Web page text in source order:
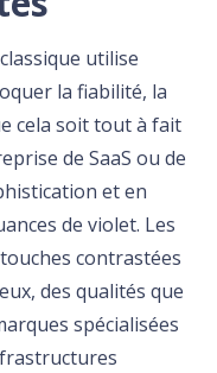
utilise
la fiabilité, la
cela soit tout à fait
de SaaS ou de
et en
de violet. Les
contrastées
des qualités que
spécialisées